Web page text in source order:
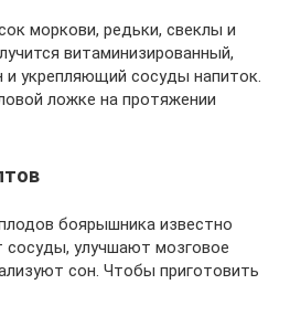
моркови, редьки, свеклы и
витаминизированный,
укрепляющий сосуды напиток.
ложке на протяжении
боярышника известно
улучшают мозговое
сон. Чтобы приготовить